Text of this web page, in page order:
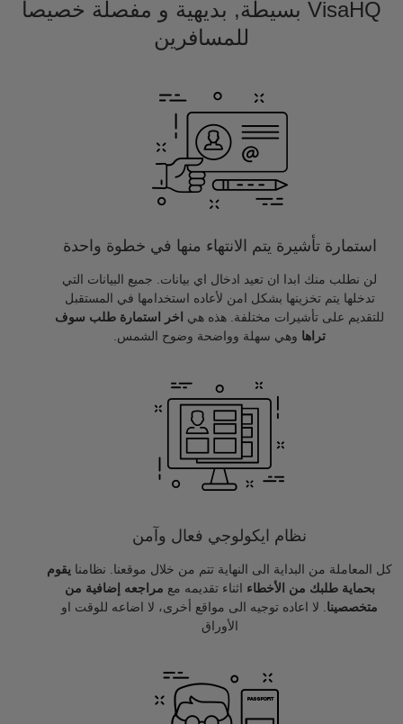
VisaHQ بسيطة, بديهية و مفصلة خصيصا
للمسافرين
استمارة تأشيرة يتم الانتهاء منها في خطوة واحدة
لن نطلب منك ابدا ان تعيد ادخال اي بيانات. جميع البيانات التي
تدخلها يتم تخزينها بشكل امن لأعاده استخدامها في المستقبل
للتقديم على تأشيرات مختلفة. هذه هي
اخر استمارة طلب سوف
تراها وهي سهلة وواضحة وضوح الشمس.
نظام ايكولوجي فعال وآمن
كل المعاملة من البداية الى النهاية تتم من خلال موقعنا. نظامنا يقوم
بحماية طلبك من الأخطاء اثناء تقديمه مع مراجعه إضافية من
متخصصينا . لا اعاده توجيه الى مواقع أخرى، لا اضاعه للوقت او
الأوراق